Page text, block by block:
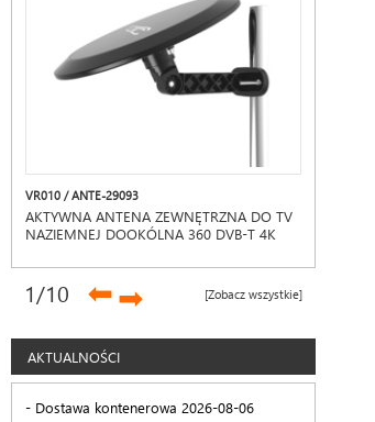
VR010 / ANTE-29093
AKTYWNA ANTENA ZEWNĘTRZNA DO TV
NAZIEMNEJ DOOKÓLNA 360 DVB-T 4K
[Zobacz wszystkie]
1/10 ➡➡
AKTUALNOŚCI
Dostawa kontenerowa 2026-08-06